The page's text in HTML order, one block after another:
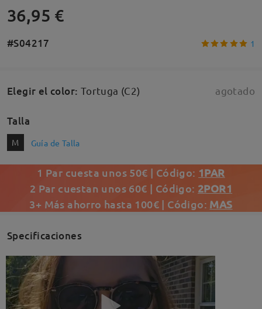
36,95 €
#S04217 1
Elegir el color: Tortuga (C2) agotado
Talla
M Guía de Talla
1 Par cuesta unos 50€ | Código: 1PAR
2 Par cuestan unos 60€ | Código: 2POR1
3+ Más ahorro hasta 100€ | Código: MAS
Specificaciones